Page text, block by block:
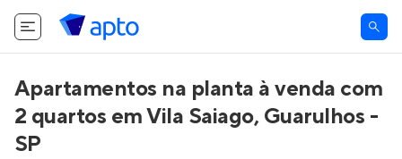
Apartamentos na planta à venda com
2 quartos em Vila Saiago, Guarulhos -
SP